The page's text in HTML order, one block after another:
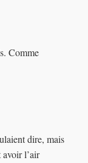
Comme
dire, mais
l’air